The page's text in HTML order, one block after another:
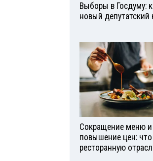
Выборы в Госдуму:
новый депутатский
Сокращение меню и
повышение цен:
ресторанную